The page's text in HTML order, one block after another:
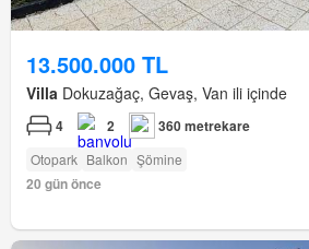
13.500.000 TL
Villa Dokuzağaç, Gevaş, Van ili içinde
4 2 360 metrekare
Otopark Balkon Şömine
20 gün önce